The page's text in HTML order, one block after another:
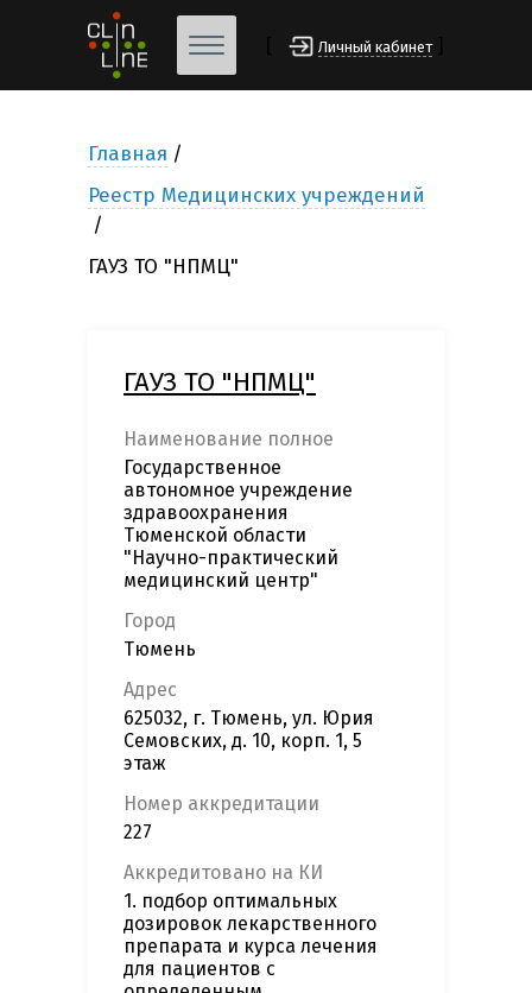
Личный кабинет
Главная
Реестр Медицинских учреждений
ГАУЗ ТО "НПМЦ"
ГАУЗ ТО "НПМЦ"
Наименование полное
Государственное
автономное учреждение
здравоохранения
Тюменской области
"Научно-практический
медицинский центр"
Город
Тюмень
Адрес
625032, г. Тюмень, ул. Юрия
Семовских, д. 10, корп. 1, 5
этаж
Номер аккредитации
227
Аккредитовано на КИ
1. подбор оптимальных
дозировок лекарственного
препарата и курса лечения
для пациентов с